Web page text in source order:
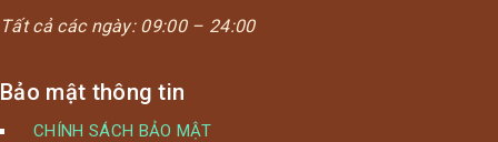
Tất cả các ngày: 09:00 – 24:00
Bảo mật thông tin
CHÍNH SÁCH BẢO MẬT